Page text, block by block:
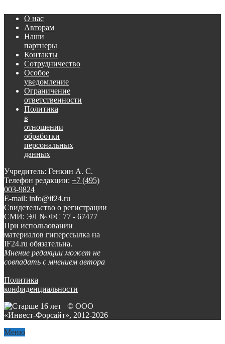
О нас
Авторам
Наши
партнеры
Контакты
Сотрудничество
Особое
уведомление
Ограничение
ответственности
Политика
в
отношении
обработки
персональных
данных
Учредитель: Генкин А. С.
Телефон редакции: +7 (495)
003-9824
E-mail: info@if24.ru
Свидетельство о регистрации
СМИ: ЭЛ № ФС 77 - 67477
При использовании
материалов гиперссылка на
IF24.ru обязательна.
Мнение редакции может не
совпадать с мнением автора
Политика
конфиденциальности
© ООО
«Инвест-Форсайт», 2012-2026
Меню